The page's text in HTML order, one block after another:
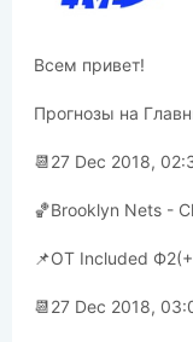
Всем привет!
Прогнозы на
📆27 Dec 2018,
🏀Brooklyn Nets -
📌OT Included
📆27 Dec 2018,